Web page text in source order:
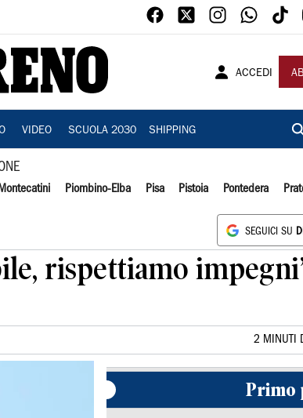
ACCEDI
VIDEO SCUOLA 2030 SHIPPING
Montecatini Piombino-Elba Pisa Pistoia Pontedera
SEGUICI SU
rispettiamo
2 MINUTI
Primo